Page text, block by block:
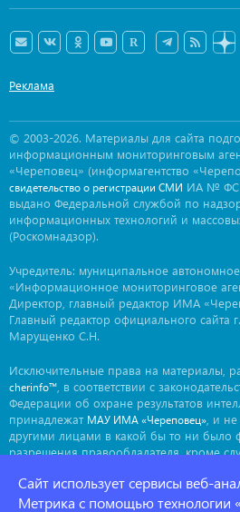
Реклама
© 2003-2026. Материалы для сайта
информационным мониторинговым
«Череповец» (информагентство
свидетельство о регистрации СМИ ИА № ФС
выдано Федеральной службой по
информационных технологий и
(Роскомнадзор).
Учредитель: муниципальное
«Информационное мониторинговое
Директор, главный редактор ИМА
Главный редактор официального сайта
Марущенко С.Н.
Исключительные права на материалы,
cherinfo™ , в соответствии с
Федерации об охране результатов
принадлежат МАУ ИМА «Череповец» , и
другими лицами в какой бы то ни было
разрешения правообладателя, кроме
ima@cherinfo.ru. Мнение авторов может
редакции.
Сайт использует сервисы веб-
Метрика с помощью технологии